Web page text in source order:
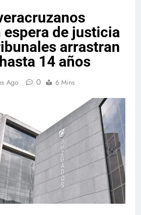
espera de justicia
arrastran
14 años
Ago 0 6 Mins